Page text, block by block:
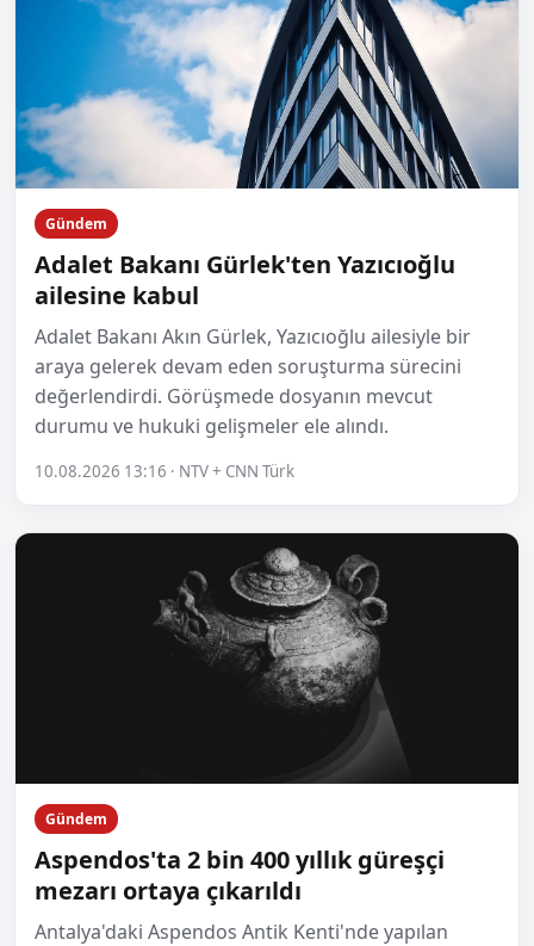
Gündem
Adalet Bakanı Gürlek'ten Yazıcıoğlu
ailesine kabul
Adalet Bakanı Akın Gürlek, Yazıcıoğlu ailesiyle bir
araya gelerek devam eden soruşturma sürecini
değerlendirdi. Görüşmede dosyanın mevcut
durumu ve hukuki gelişmeler ele alındı.
10.08.2026 13:16 · NTV + CNN Türk
Gündem
Aspendos'ta 2 bin 400 yıllık güreşçi
mezarı ortaya çıkarıldı
Antalya'daki Aspendos Antik Kenti'nde yapılan